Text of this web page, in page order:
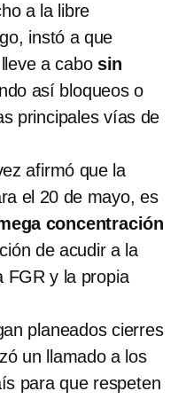
a la libre
instó a que
a cabo sin
así bloqueos o
principales vías de
afirmó que la
el 20 de mayo, es
concentración
de acudir a la
FGR y la propia
planeados cierres
un llamado a los
para que respeten